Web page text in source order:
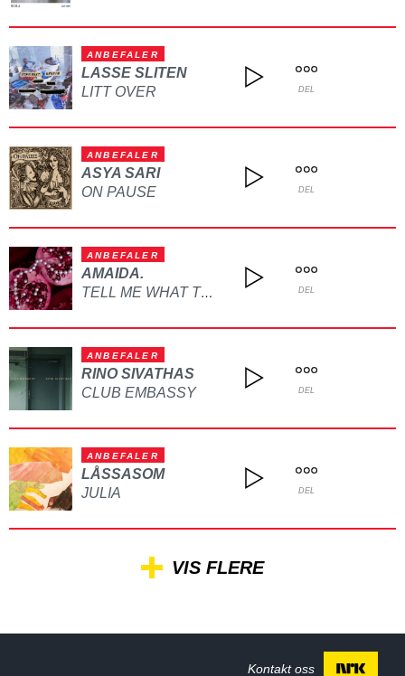
ANBEFALER
LASSE SLITEN
LITT OVER
DEL
ANBEFALER
ASYA SARI
ON PAUSE
DEL
ANBEFALER
AMAIDA.
TELL ME WHAT TO DO DEL
ANBEFALER
RINO SIVATHAS
CLUB EMBASSY
DEL
ANBEFALER
LÅSSASOM
JULIA
DEL
VIS FLERE
Kontakt oss